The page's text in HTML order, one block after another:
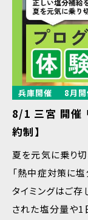
兵庫開催 8月
8/1 三宮 開催
約制】
夏を元気に乗り
「熱中症対策に塩
タイミングはご
された塩分量や1